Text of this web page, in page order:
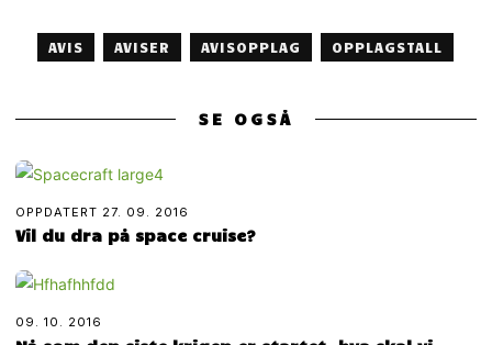
AVIS AVISER AVISOPPLAG OPPLAGSTALL
SE OGSÅ
OPPDATERT 27. 09. 2016
Vil du dra på space cruise?
09. 10. 2016